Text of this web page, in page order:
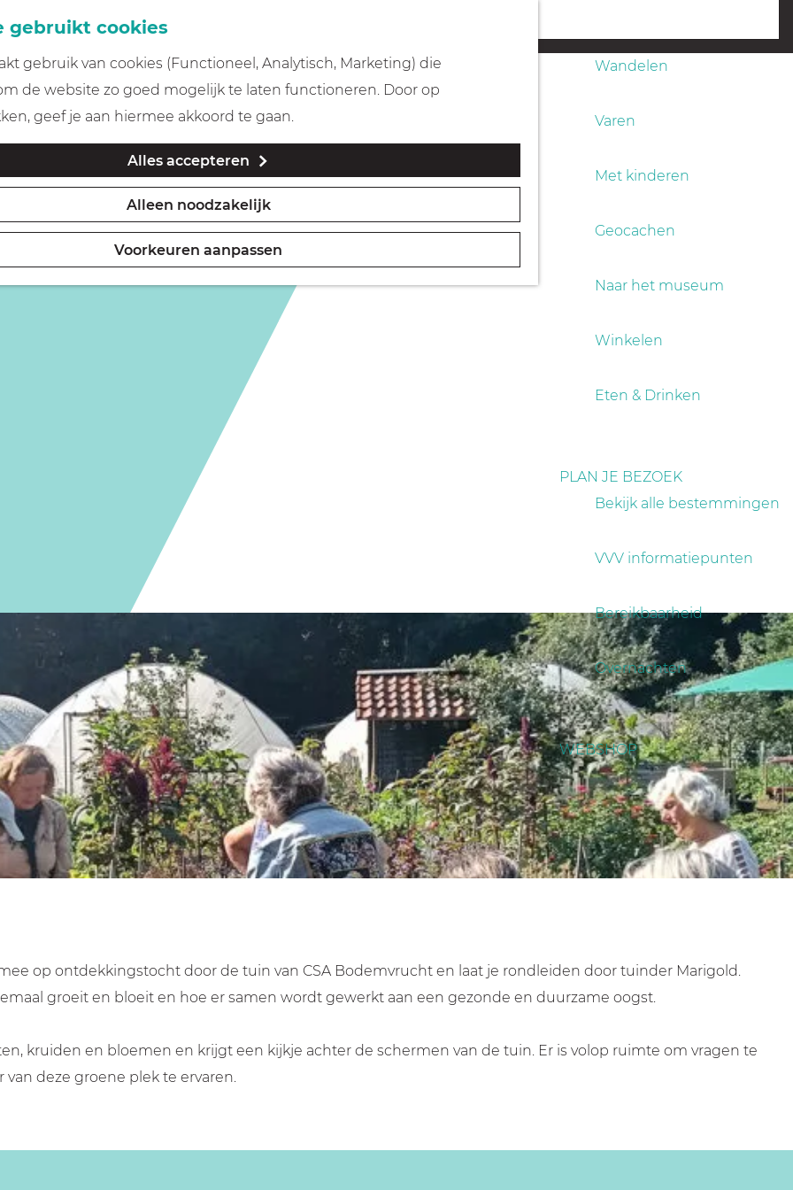
gebruikt cookies
gebruik van cookies (Functioneel, Analytisch, Marketing) die
de website zo goed mogelijk te laten functioneren. Door op
geef je aan hiermee akkoord te gaan.
Alles accepteren
Alleen noodzakelijk
Voorkeuren aanpassen
Wandelen
Varen
Met kinderen
Geocachen
Naar het museum
Winkelen
Eten & Drinken
PLAN JE BEZOEK
Bekijk alle bestemmingen
VVV informatiepunten
Bereikbaarheid
Overnachten
WEBSHOP
op ontdekkingstocht door de tuin van CSA Bodemvrucht en laat je rondleiden door tuinder Marigold.
groeit en bloeit en hoe er samen wordt gewerkt aan een gezonde en duurzame oogst.
kruiden en bloemen en krijgt een kijkje achter de schermen van de tuin. Er is volop ruimte om vragen te
deze groene plek te ervaren.